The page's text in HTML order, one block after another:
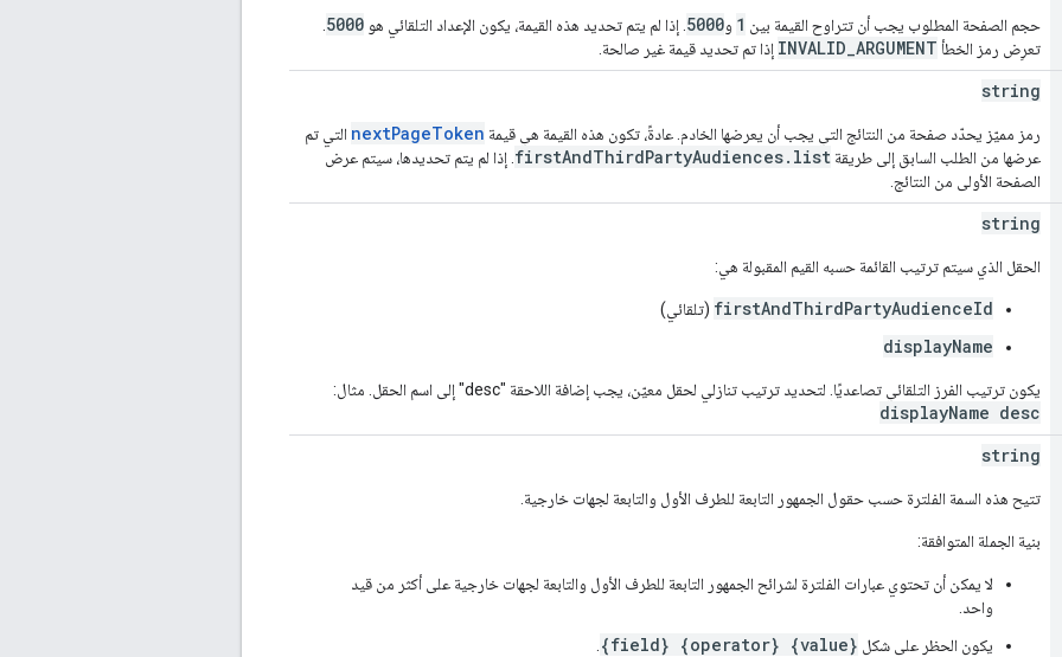
حجم الصفحة المطلوب يجب أن تتراوح القيمة بين 1 و5000 . إذا لم يتم تحديد هذه القيمة، يكون الإعداد التلقائي هو 5000
تعرِض رمز الخطأ INVALID_ARGUMENT إذا تم تحديد قيمة غير صالحة.
string
رمز مميّز يحدّد صفحة من النتائج التي يجب أن يعرضها الخادم. عادةً، تكون هذه القيمة هي قيمة nextPageToken التي تم
عرضها من الطلب السابق إلى طريقة firstAndThirdPartyAudiences.list . إذا لم يتم تحديدها، سيتم عرض
الصفحة الأولى من النتائج.
string
الحقل الذي سيتم ترتيب القائمة حسبه القيم المقبولة هي:
firstAndThirdPartyAudienceId (تلقائي)
displayName
يكون ترتيب الفرز التلقائي تصاعديًا. لتحديد ترتيب تنازلي لحقل معيّن، يجب إضافة اللاحقة "desc" إلى اسم الحقل. مثال:
displayName desc
string
تتيح هذه السمة الفلترة حسب حقول الجمهور التابعة للطرف الأول والتابعة لجهات خارجية.
بنية الجملة المتوافقة:
لا يمكن أن تحتوي عبارات الفلترة لشرائح الجمهور التابعة للطرف الأول والتابعة لجهات خارجية على أكثر من قيد
واحد.
يكون الحظر على شكل {field} {operator} {value}